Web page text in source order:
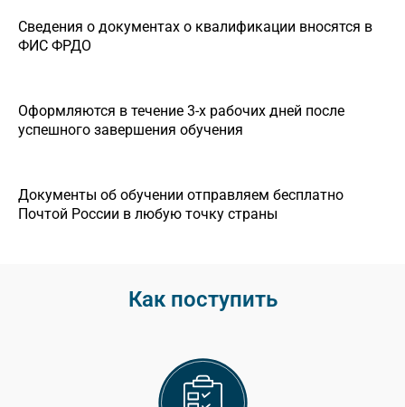
Сведения о документах о квалификации вносятся в
ФИС ФРДО
Оформляются в течение 3-х рабочих дней после
успешного завершения обучения
Документы об обучении отправляем бесплатно
Почтой России в любую точку страны
Как поступить